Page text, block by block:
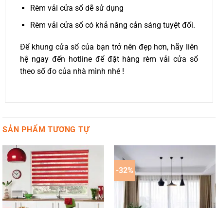
Rèm vải cửa sổ dễ sử dụng
Rèm vải cửa sổ có khả năng cản sáng tuyệt đối.
Để khung cửa sổ của bạn trở nên đẹp hơn, hãy liên
hệ ngay đến hotline để đặt hàng rèm vải cửa sổ
theo số đo của nhà mình nhé !
SẢN PHẨM TƯƠNG TỰ
-32%